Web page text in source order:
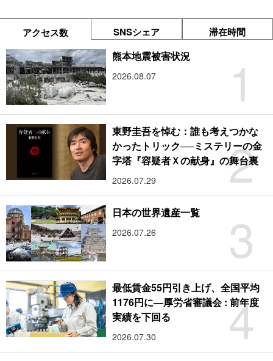
アクセス数 SNSシェア 滞在時間
1
熊本地震被害状況
2026.08.07
2
東野圭吾を悼む：誰も考えつかな
かったトリック──ミステリーの金
字塔『容疑者Ｘの献身』の舞台裏
2026.07.29
3
日本の世界遺産一覧
2026.07.26
4
最低賃金55円引き上げ、全国平均
1176円に―厚労省審議会 : 前年度
実績を下回る
2026.07.30